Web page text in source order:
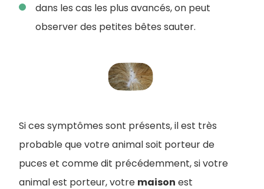
dans les cas les plus avancés, on peut
observer des petites bêtes sauter.
Si ces symptômes sont présents, il est très
probable que votre animal soit porteur de
puces et comme dit précédemment, si votre
animal est porteur, votre maison est